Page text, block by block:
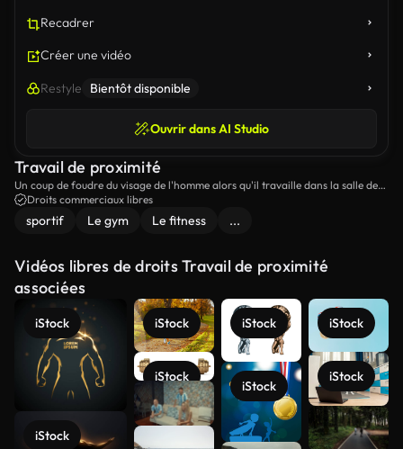
Recadrer
Créer une vidéo
Restyle Bientôt disponible
Ouvrir dans AI Studio
Travail de proximité
Un coup de foudre du visage de l'homme alors qu'il travaille dans la salle de
gym.Droits commerciaux libres
sportif Le gym Le fitness ...
Vidéos libres de droits Travail de proximité
associées
iStock
iStock
iStock
iStock
iStock
iStock
iStock
iStock
Voir plus